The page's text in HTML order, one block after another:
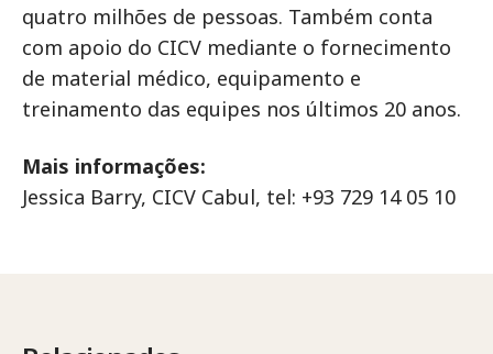
quatro milhões de pessoas. Também conta
com apoio do CICV mediante o fornecimento
de material médico, equipamento e
treinamento das equipes nos últimos 20 anos.
Mais informações:
Jessica Barry, CICV Cabul, tel: +93 729 14 05 10